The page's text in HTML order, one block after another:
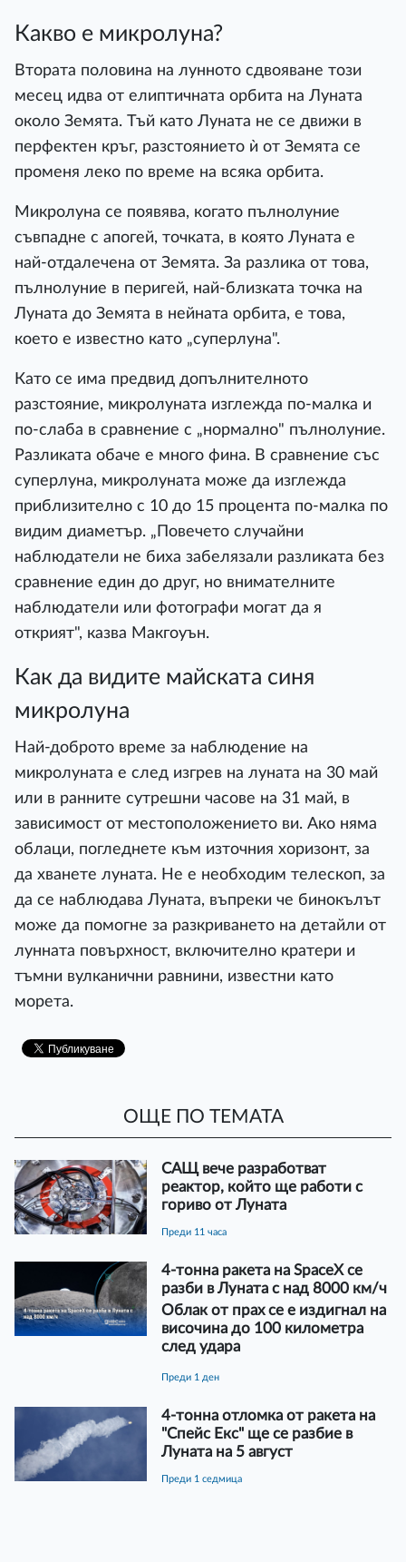
Какво е микролуна?
Втората половина на лунното сдвояване този
месец идва от елиптичната орбита на Луната
около Земята. Тъй като Луната не се движи в
перфектен кръг, разстоянието ѝ от Земята се
променя леко по време на всяка орбита.
Микролуна се появява, когато пълнолуние
съвпадне с апогей, точката, в която Луната е
най-отдалечена от Земята. За разлика от това,
пълнолуние в перигей, най-близката точка на
Луната до Земята в нейната орбита, е това,
което е известно като „суперлуна".
Като се има предвид допълнителното
разстояние, микролуната изглежда по-малка и
по-слаба в сравнение с „нормално" пълнолуние.
Разликата обаче е много фина. В сравнение със
суперлуна, микролуната може да изглежда
приблизително с 10 до 15 процента по-малка по
видим диаметър. „Повечето случайни
наблюдатели не биха забелязали разликата без
сравнение един до друг, но внимателните
наблюдатели или фотографи могат да я
открият", казва Макгоуън.
Как да видите майската синя
микролуна
Най-доброто време за наблюдение на
микролуната е след изгрев на луната на 30 май
или в ранните сутрешни часове на 31 май, в
зависимост от местоположението ви. Ако няма
облаци, погледнете към източния хоризонт, за
да хванете луната. Не е необходим телескоп, за
да се наблюдава Луната, въпреки че бинокълът
може да помогне за разкриването на детайли от
лунната повърхност, включително кратери и
тъмни вулканични равнини, известни като
морета.
ОЩЕ ПО ТЕМАТА
САЩ вече разработват
реактор, който ще работи с
гориво от Луната
преди 11 часа
4-тонна ракета на SpaceX се
разби в Луната с над 8000 км/ч
Облак от прах се е издигнал на
височина до 100 километра
след удара
преди 1 ден
4-тонна отломка от ракета на
"Спейс Екс" ще се разбие в
Луната на 5 август
преди 1 седмица